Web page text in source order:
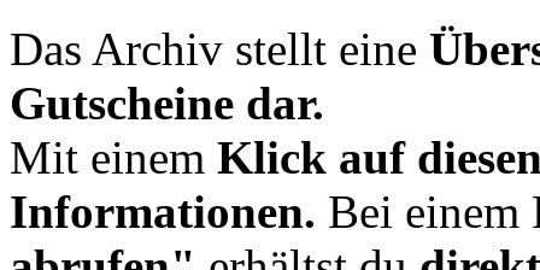
Das Archiv stellt eine
Gutscheine dar.
Mit einem Klick auf
Informationen. Bei